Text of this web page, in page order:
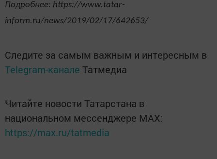
Подробнее: https://www.tatar-
inform.ru/news/2019/02/17/642653/
Следите за самым важным и интересным в
Telegram-канале Татмедиа
Читайте новости Татарстана в
национальном мессенджере MАХ:
https://max.ru/tatmedia